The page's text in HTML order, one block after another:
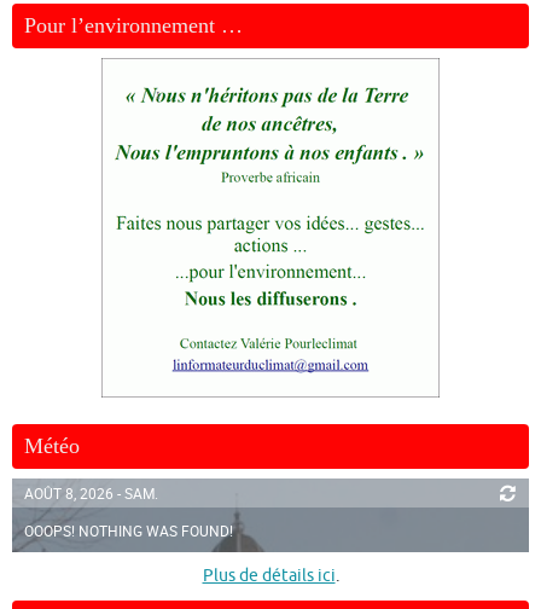
Pour l’environnement …
Météo
AOÛT 8, 2026 - SAM.
OOOPS! NOTHING WAS FOUND!
Plus de détails ici.